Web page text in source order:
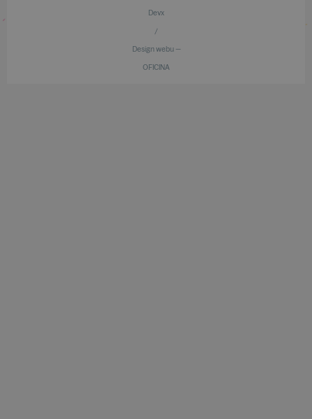
Devx
/
Design webu —
OFICINA